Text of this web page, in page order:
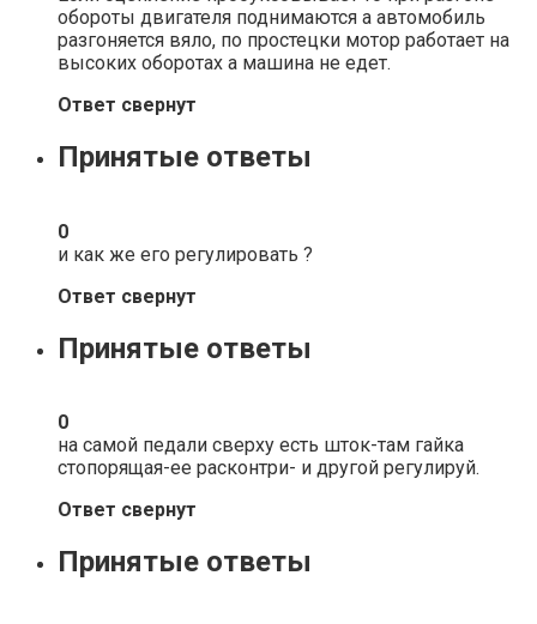
обороты двигателя поднимаются а автомобиль
разгоняется вяло, по простецки мотор работает на
высоких оборотах а машина не едет.
Ответ свернут
Принятые ответы
0
и как же его регулировать ?
Ответ свернут
Принятые ответы
0
на самой педали сверху есть шток-там гайка
стопорящая-ее расконтри- и другой регулируй.
Ответ свернут
Принятые ответы